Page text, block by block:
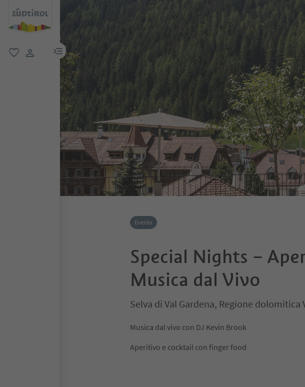
menu link
Evento
Special Nights –
Musica dal Vivo
Selva di Val Gardena, Regione dolomitica
Musica dal vivo con DJ Kevin Brook
Aperitivo e cocktail con finger food